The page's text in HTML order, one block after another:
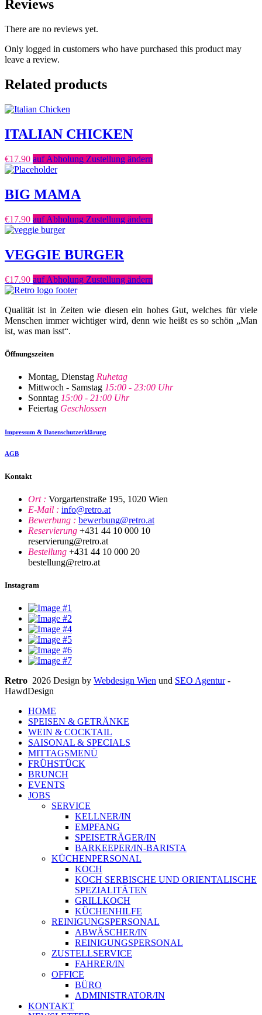
Reviews
There are no reviews yet.
Only logged in customers who have purchased this product may
leave a review.
Related products
ITALIAN CHICKEN
€17.90 auf Abholung Zustellung ändern
BIG MAMA
€17.90 auf Abholung Zustellung ändern
VEGGIE BURGER
€17.90 auf Abholung Zustellung ändern
Qualität ist in Zeiten wie diesen ein hohes Gut, welches für viele
Menschen immer wichtiger wird, denn wie heißt es so schön „Man
ist, was man isst“.
Öffnungszeiten
Montag, Dienstag Ruhetag
Mittwoch - Samstag 15:00 - 23:00 Uhr
Sonntag 15:00 - 21:00 Uhr
Feiertag Geschlossen
Impressum & Datenschutzerklärung
AGB
Kontakt
Ort : Vorgartenstraße 195, 1020 Wien
E-Mail : info@retro.at
Bewerbung : bewerbung@retro.at
Reservierung +431 44 10 000 10
reservierung@retro.at
Bestellung +431 44 10 000 20
bestellung@retro.at
Instagram
Retro 2026 Design by Webdesign Wien und SEO Agentur-
HawdDesign
HOME
SPEISEN & GETRÄNKE
WEIN & COCKTAIL
SAISONAL & SPECIALS
MITTAGSMENÜ
FRÜHSTÜCK
BRUNCH
EVENTS
JOBS
SERVICE
KELLNER/IN
EMPFANG
SPEISETRÄGER/IN
BARKEEPER/IN-BARISTA
KÜCHENPERSONAL
KOCH
KOCH SERBISCHE UND ORIENTALISCHE
SPEZIALITÄTEN
GRILLKOCH
KÜCHENHILFE
REINIGUNGSPERSONAL
ABWÄSCHER/IN
REINIGUNGSPERSONAL
ZUSTELLSERVICE
FAHRER/IN
OFFICE
BÜRO
ADMINISTRATOR/IN
KONTAKT